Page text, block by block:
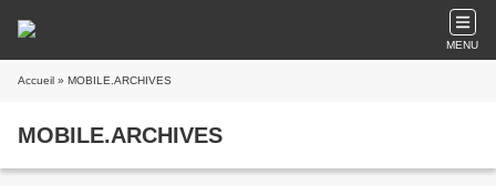
MENU
Accueil » MOBILE.ARCHIVES
MOBILE.ARCHIVES